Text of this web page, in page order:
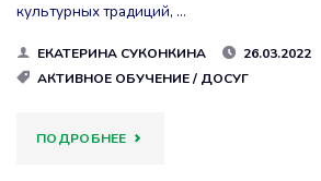
культурных традиций, …
ЕКАТЕРИНА СУКОНКИНА
26.03.2022
АКТИВНОЕ ОБУЧЕНИЕ/ ДОСУГ
ПОДРОБНЕЕ"“МОЯ